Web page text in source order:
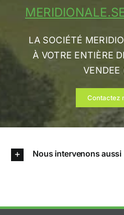
LA SOCIÉTÉ
À VOTRE ENTIÈRE
VENDEE
Contactez
Nous intervenons aussi